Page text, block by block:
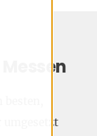
umgesetzt